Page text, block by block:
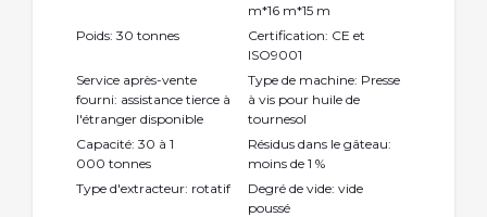
m*16 m*15 m
Poids: 30 tonnes
Certification: CE et
ISO9001
Service après-vente
fourni: assistance tierce à
l'étranger disponible
Type de machine: Presse
à vis pour huile de
tournesol
Capacité: 30 à 1
000 tonnes
Résidus dans le gâteau:
moins de 1 %
Type d'extracteur: rotatif
Degré de vide: vide
poussé